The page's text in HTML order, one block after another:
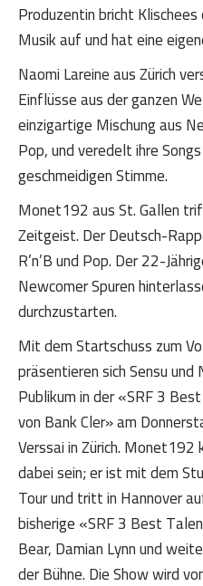
Produzentin bricht
Musik auf und hat eine
Naomi Lareine aus Zürich
Einflüsse aus der ganzen
einzigartige Mischung aus
Pop, und veredelt ihre
geschmeidigen Stimme.
Monet192 aus St. Gallen
Zeitgeist. Der Deutsch-
R’n’B und Pop. Der 22-
Newcomer Spuren
durchzustarten.
Mit dem Startschuss zum
präsentieren sich Sensu
Publikum in der «SRF 3
von Bank Cler» am
Verssai in Zürich. Monet192
dabei sein; er ist mit dem
Tour und tritt in Hannover
bisherige «SRF 3 Best
Bear, Damian Lynn und
der Bühne. Die Show wird